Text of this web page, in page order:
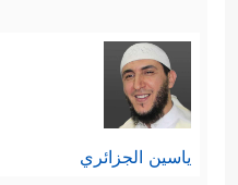
ياسين الجزائري